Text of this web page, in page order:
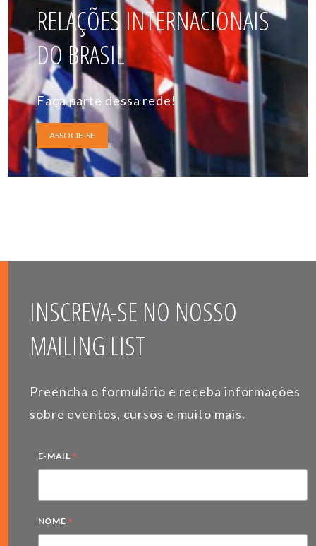
RELAÇÕES INTERNACIONAIS
DO BRASIL
Faça parte dessa rede!
ASSOCIE-SE
INSCREVA-SE NO NOSSO
MAILING LIST
Preencha o formulário e receba informações
sobre eventos, cursos e muito mais.
E-MAIL *
NOME *